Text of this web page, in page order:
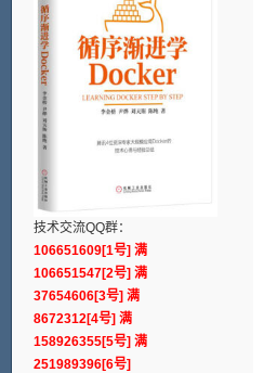
技术交流QQ群：
106651609[1号] 满
106651547[2号] 满
37654606[3号] 满
8672312[4号] 满
158926355[5号] 满
251989396[6号]